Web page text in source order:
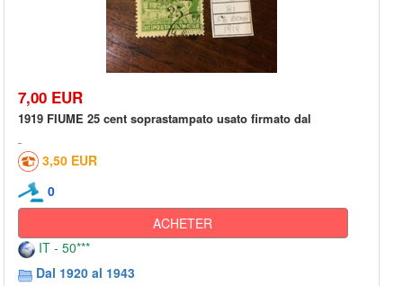
7,00 EUR
1919 FIUME 25 cent soprastampato usato firmato dal
3,50 EUR
0
ACHETER
IT - 50***
Dal 1920 al 1943